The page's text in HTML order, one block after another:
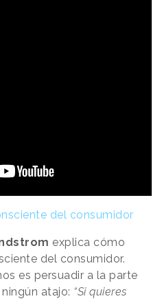
del consumidor
explica cómo
del consumidor.
es persuadir a la parte
atajo: “Si quieres